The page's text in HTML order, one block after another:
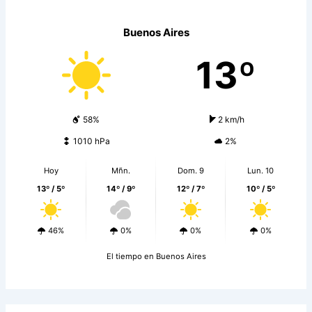
Buenos Aires
13º
58% 2 km/h
1010 hPa 2%
Hoy
13º / 5º
46%
Mñn.
14º / 9º
0%
Dom. 9
12º / 7º
0%
Lun. 10
10º / 5º
0%
El tiempo en Buenos Aires